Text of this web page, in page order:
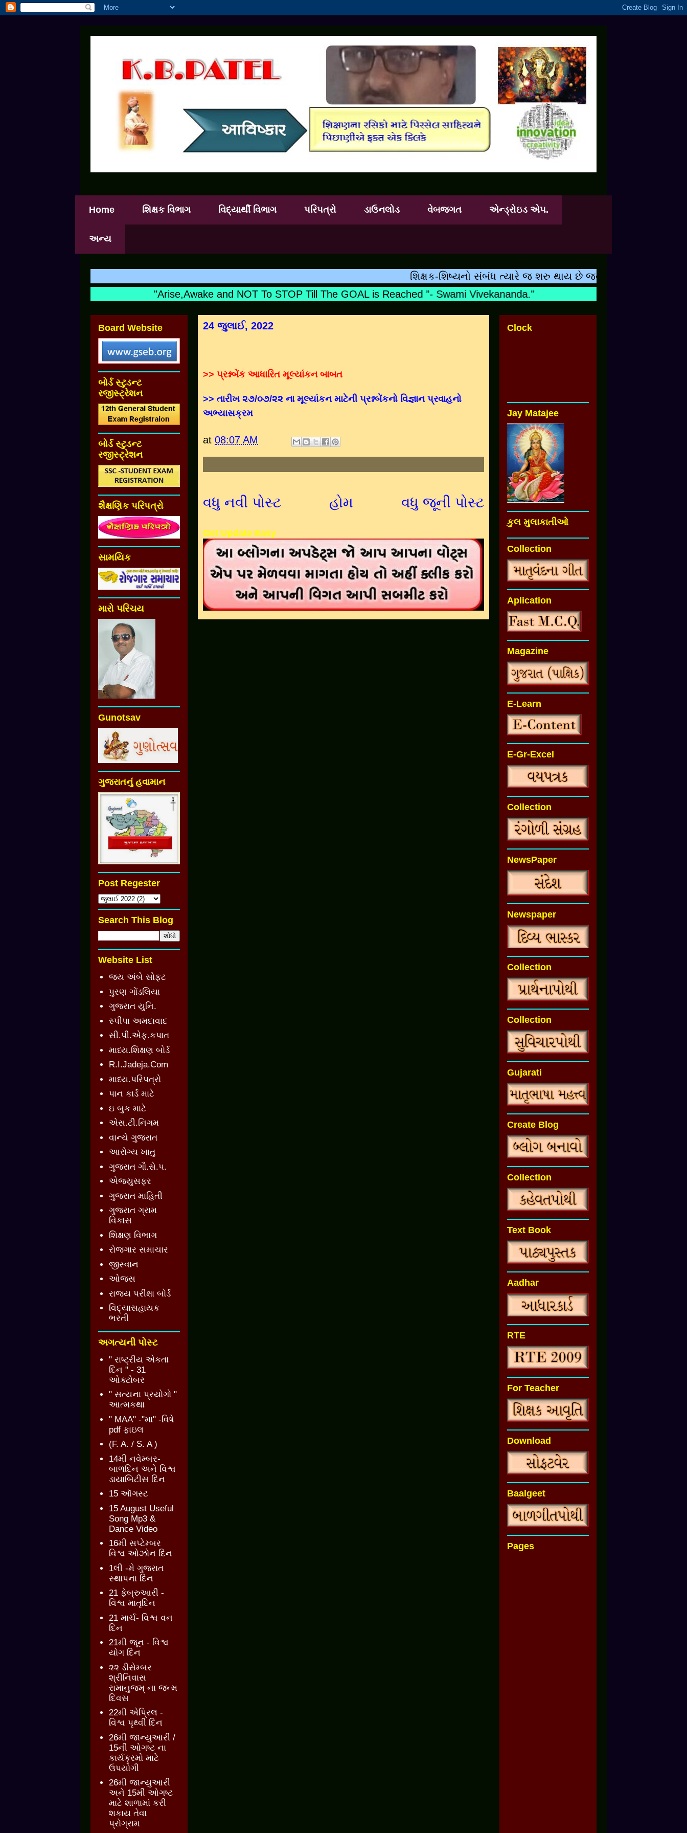
Home શિક્ષક વિભાગ વિદ્યાર્થી વિભાગ પરિપત્રો ડાઉનલોડ વેબજગત એન્ડ્રોઇડ એપ.
અન્ય
શિક્ષક-શિષ્યનો સંબંધ ત્યારે જ શરુ થાય છે જ્યારે બાળકનુ નામ
"Arise,Awake and NOT To STOP Till The GOAL is Reached ”- Swami Vivekananda."
24 જુલાઈ, 2022
>> પ્રશ્નબેંક આધારિત મૂલ્યાંકન બાબત
>> તારીખ ૨૭/૦૭/૨૨ ના મૂલ્યાંકન માટેની પ્રશ્નબેંકનો વિજ્ઞાન પ્રવાહનો
અભ્યાસક્રમ
at 08:07 AM
વધુ નવી પોસ્ટ વધુ જૂની પોસ્ટ
હોમ
Get Update Easy
Board Website
બોર્ડ સ્ટુડન્ટ
રજીસ્ટ્રેશન
બોર્ડ સ્ટુડન્ટ
રજીસ્ટ્રેશન
શૈક્ષણિક પરિપત્રો
સામયિક
મારો પરિચય
Gunotsav
ગુજરાતનું હવામાન
Post Regester
Search This Blog
Website List
જય અંબે સોફ્ટ
પુરણ ગોંડલિયા
ગુજરાત યુનિ.
સ્પીપા અમદાવાદ
સી.પી.એફ.કપાત
માધ્ય.શિક્ષણ બોર્ડ
R.I.Jadeja.Com
માધ્ય.પરિપત્રો
પાન કાર્ડ માટે
ઇ બુક માટે
એસ.ટી.નિગમ
વાન્ચે ગુજરાત
આરોગ્ય ખાતુ
ગુજરાત ગૌ.સે.પ.
એજ્યુસફર
ગુજરાત માહિતી
ગુજરાત ગ્રામ
વિકાસ
શિક્ષણ વિભાગ
રોજગાર સમાચાર
જીસ્વાન
ઓજસ
રાજ્ય પરીક્ષા બોર્ડ
વિદ્યાસહાયક
ભરતી
અગત્યની પોસ્ટ
" રાષ્ટ્રીય એકતા
દિન " - 31
ઓક્ટોબર
" સત્યના પ્રયોગો "
આત્મકથા
" MAA" -"મા" -વિષે
pdf ફાઇલ
(F. A. / S. A )
14મી નવેમ્બર-
બાળદિન અને વિશ્વ
ડાયાબિટીસ દિન
15 ઑગસ્ટ
15 August Useful
Song Mp3 &
Dance Video
16મી સપ્ટેમ્બર
વિશ્વ ઓઝોન દિન
1લી -મે ગુજરાત
સ્થાપના દિન
21 ફેબ્રુઆરી -
વિશ્વ માતૃદિન
21 માર્ચ- વિશ્વ વન
દિન
21મી જૂન - વિશ્વ
યોગ દિન
૨૨ ડીસેમ્બર
શ્રીનિવાસ
રામાનુજમ્ ના જન્મ
દિવસ
22મી એપ્રિલ -
વિશ્વ પૃથ્વી દિન
26મી જાન્યુઆરી /
15ની ઓગષ્ટ ના
કાર્યક્રમો માટે
ઉપયોગી
26મી જાન્યુઆરી
અને 15મી ઓગષ્ટ
માટે શાળામાં કરી
શકાય તેવા
પ્રોગ્રામ
Clock
Jay Matajee
કુલ મુલાકાતીઓ
Collection
Aplication
Magazine
E-Learn
E-Gr-Excel
Collection
NewsPaper
Newspaper
Collection
Collection
Gujarati
Create Blog
Collection
Text Book
Aadhar
RTE
For Teacher
Download
Baalgeet
Pages